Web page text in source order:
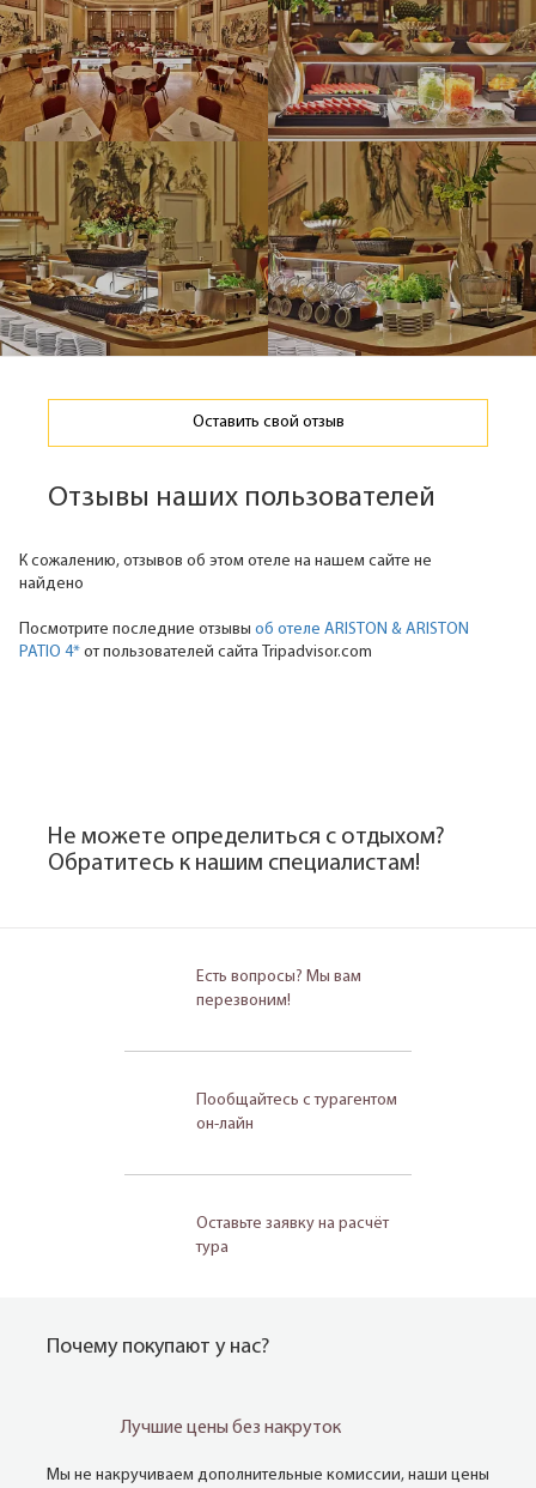
Оставить свой отзыв
Отзывы наших пользователей
К сожалению, отзывов об этом отеле на нашем сайте не
найдено
Посмотрите последние отзывы об отеле ARISTON & ARISTON
PATIO 4* от пользователей сайта Tripadvisor.com
Не можете определиться с отдыхом?
Обратитесь к нашим специалистам!
Есть вопросы? Мы вам
перезвоним!
Пообщайтесь с турагентом
он-лайн
Оставьте заявку на расчёт
тура
Почему покупают у нас?
Лучшие цены без накруток
Мы не накручиваем дополнительные комиссии, наши цены